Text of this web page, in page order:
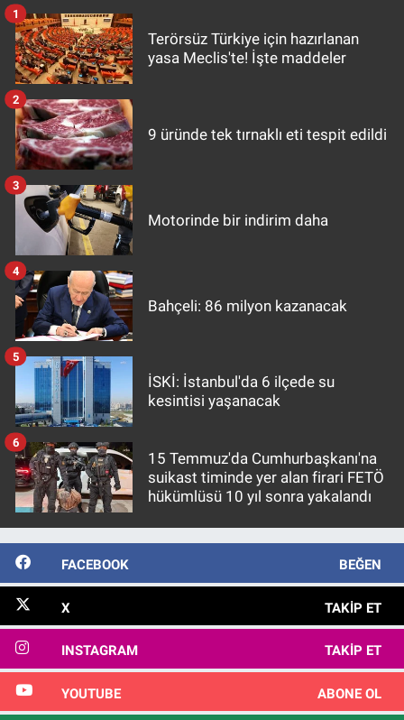
Terörsüz Türkiye için hazırlanan
yasa Meclis'te! İşte maddeler
1
9 üründe tek tırnaklı eti tespit edildi
2
Motorinde bir indirim daha
3
Bahçeli: 86 milyon kazanacak
4
İSKİ: İstanbul'da 6 ilçede su
kesintisi yaşanacak
5
15 Temmuz'da Cumhurbaşkanı'na
suikast timinde yer alan firari FETÖ
hükümlüsü 10 yıl sonra yakalandı
6
FACEBOOK BEĞEN
X TAKIP ET
INSTAGRAM TAKIP ET
YOUTUBE ABONE OL